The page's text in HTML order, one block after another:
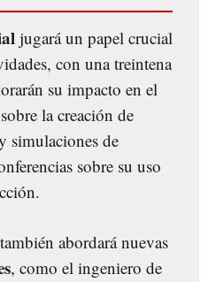
jugará un papel crucial
con una treintena
su impacto en el
la creación de
simulaciones de
sobre su uso
abordará nuevas
, como el ingeniero de